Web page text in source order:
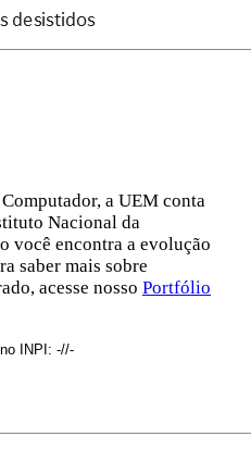
a UEM conta
Nacional da
você encontra a evolução
saber mais sobre
acesse nosso Portfólio
INPI: -//-